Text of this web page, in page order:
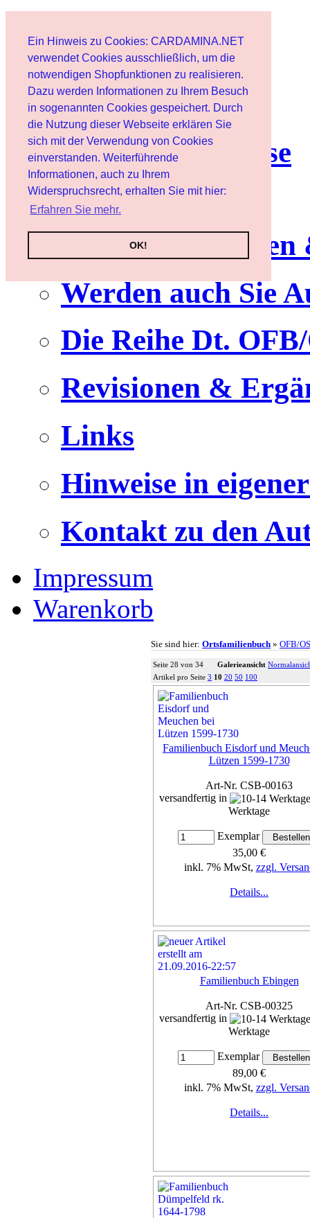
Ein Hinweis zu Cookies: CARDAMINA.NET
verwendet Cookies ausschließlich, um die
notwendigen Shopfunktionen zu realisieren.
Dazu werden Informationen zu Ihrem Besuch
in sogenannten Cookies gespeichert. Durch
die Nutzung dieser Webseite erklären Sie
sich mit der Verwendung von Cookies
einverstanden. Weiterführende
Informationen, auch zu Ihrem
Widerspruchsrecht, erhalten Sie mit hier:
Erfahren Sie mehr.
OK!
Benutzer
Newsletter
Nutzungshinweise
Service
Werden auch Sie
Die Reihe Dt.
Revisionen &
Links
Hinweise in
Kontakt zu den
Impressum
Warenkorb
Sie sind hier: Ortsfamilienbuch » OFB/
Seite 28 von 34 Galerieansicht
Artikel pro Seite 3 10 20 50 100
Familienbuch Eisdorf und
Lützen 1599-1730
Art-Nr. CSB-00163
versandfertig in
Werktage
Exemplar
35,00 €
inkl. 7% MwSt, zzgl.
Details...
Familienbuch Ebingen
Art-Nr. CSB-00325
versandfertig in
Werktage
Exemplar
89,00 €
inkl. 7% MwSt, zzgl.
Details...